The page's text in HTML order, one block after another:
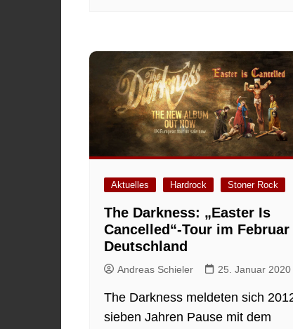
Aktuelles Hardrock Stoner Rock
The Darkness: „Easter Is
Cancelled“-Tour im Februar
Deutschland
Andreas Schieler 25. Januar 2020
The Darkness meldeten sich
sieben Jahren Pause mit dem